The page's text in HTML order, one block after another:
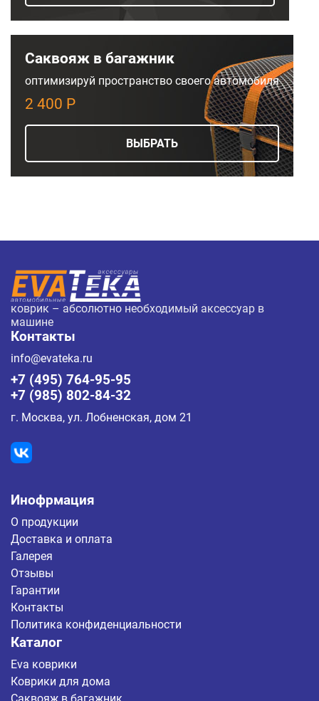
Саквояж в багажник
оптимизируй пространство своего автомобиля
2 400 Р
ВЫБРАТЬ
коврик – абсолютно необходимый аксессуар в
машине
Контакты
info@evateka.ru
+7 (495) 764-95-95
+7 (985) 802-84-32
г. Москва, ул. Лобненская, дом 21
Инофрмация
О продукции
Доставка и оплата
Галерея
Отзывы
Гарантии
Контакты
Политика конфиденциальности
Каталог
Eva коврики
Коврики для дома